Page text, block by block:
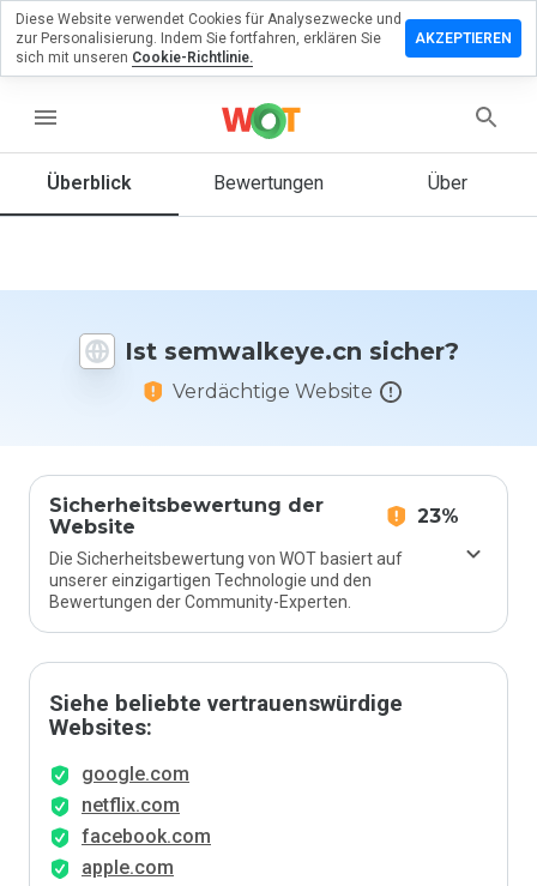
menu
Überblick Bewertungen Über
Ist semwalkeye.cn sicher?
Verdächtige Website
Sicherheitsbewertung der
Website
23%
Die Sicherheitsbewertung von WOT basiert auf
unserer einzigartigen Technologie und den
Bewertungen der Community-Experten.
Siehe beliebte vertrauenswürdige
Websites:
google.com
netflix.com
facebook.com
apple.com
zu
Sie diese
auf einer
Skala von
Diese Website verwendet Cookies für Analysezwecke und
zur Personalisierung. Indem Sie fortfahren, erklären Sie
sich mit unseren Cookie-Richtlinie.
AKZEPTIEREN